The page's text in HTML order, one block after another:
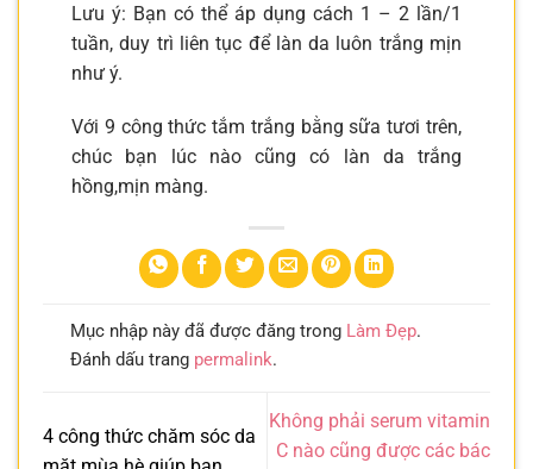
Lưu ý: Bạn có thể áp dụng cách 1 – 2 lần/1
tuần, duy trì liên tục để làn da luôn trắng mịn
như ý.
Với 9 công thức tắm trắng bằng sữa tươi trên,
chúc bạn lúc nào cũng có làn da trắng
hồng,mịn màng.
Mục nhập này đã được đăng trong Làm Đẹp.
Đánh dấu trang permalink.
4 công thức chăm sóc da
Không phải serum vitamin
C nào cũng được các bác